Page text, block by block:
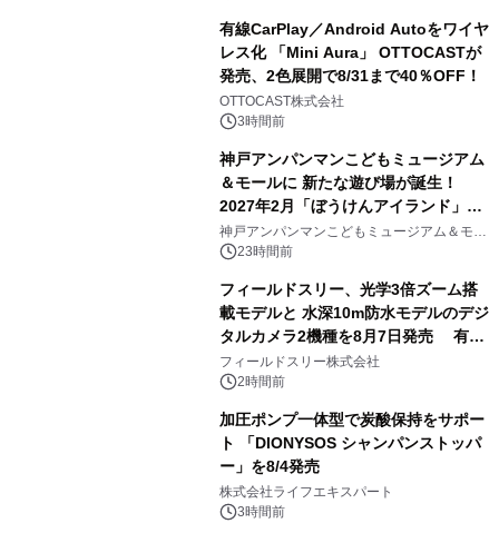
有線CarPlay／Android Autoをワイヤ
レス化 「Mini Aura」 OTTOCASTが
発売、2色展開で8/31まで40％OFF！
OTTOCAST株式会社
3時間前
神戸アンパンマンこどもミュージアム
＆モールに 新たな遊び場が誕生！
2027年2月「ぼうけんアイランド」が
オープン
神戸アンパンマンこどもミュージアム＆モー
ル 23時間前
フィールドスリー、光学3倍ズーム搭
載モデルと 水深10m防水モデルのデジ
タルカメラ2機種を8月7日発売 有効
約1300万画素、用途別に選べるコンデ
ジ新登場
フィールドスリー株式会社
2時間前
加圧ポンプ一体型で炭酸保持をサポー
ト 「DIONYSOS シャンパンストッパ
ー」を8/4発売
株式会社ライフエキスパート
3時間前